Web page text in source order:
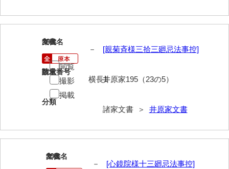
堅田家文書（山口市２）
片山家文書（下関市豊浦）
片山家文書（美和町）
月輪寺文書
桂家文書（防府市）
289
文書名
[親菊斉様三拾三廻忌法事控]
請求番号
井原家195（23の5）
分類
諸家文書 ＞ 井原家文書
年代
－
数量
横長1
閲覧
撮影
掲載
290
文書名
[心鏡院様十三廻忌法事控]
年代
－